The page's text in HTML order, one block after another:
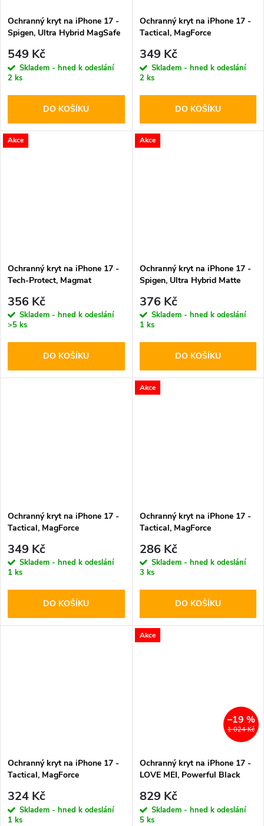
Ochranný kryt na iPhone 17 -
Spigen, Ultra Hybrid MagSafe
549 Kč
Skladem - hned k odeslání
2 ks
DO KOŠÍKU
Ochranný kryt na iPhone 17 -
Tactical, MagForce
349 Kč
Skladem - hned k odeslání
2 ks
DO KOŠÍKU
Akce
Ochranný kryt na iPhone 17 -
Tech-Protect, Magmat
356 Kč
Skladem - hned k odeslání
>5 ks
DO KOŠÍKU
Akce
Ochranný kryt na iPhone 17 -
Spigen, Ultra Hybrid Matte
376 Kč
Skladem - hned k odeslání
1 ks
DO KOŠÍKU
Ochranný kryt na iPhone 17 -
Tactical, MagForce
349 Kč
Skladem - hned k odeslání
1 ks
DO KOŠÍKU
Akce
Ochranný kryt na iPhone 17 -
Tactical, MagForce
286 Kč
Skladem - hned k odeslání
3 ks
DO KOŠÍKU
Ochranný kryt na iPhone 17 -
Tactical, MagForce
324 Kč
Skladem - hned k odeslání
1 ks
Akce
1 024 Kč
–19 %
Ochranný kryt na iPhone 17 -
LOVE MEI, Powerful Black
829 Kč
Skladem - hned k odeslání
5 ks